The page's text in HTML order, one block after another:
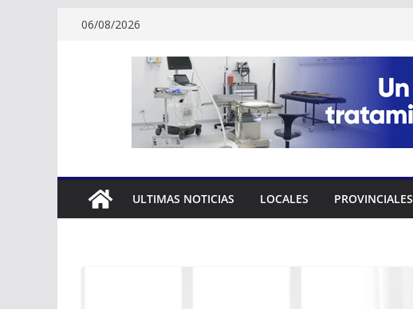
06/08/2026
ULTIMAS NOTICIAS LOCALES PROVINCIALES